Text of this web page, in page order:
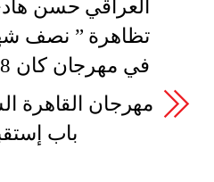
العراقي حسن
تظاهرة ” نصف
في مهرجان كان 78
مهرجان القاهرة
باب